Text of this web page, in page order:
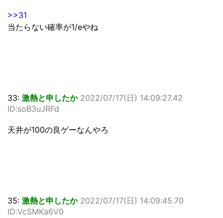
>>31
当たらない確率が1/eやね
33: 激熱と申したか 2022/07/17(日) 14:09:27.42
ID:soB3uJRFd
天井が100の良ゲーなんやろ
35: 激熱と申したか 2022/07/17(日) 14:09:45.70
ID:VcSMKa6V0